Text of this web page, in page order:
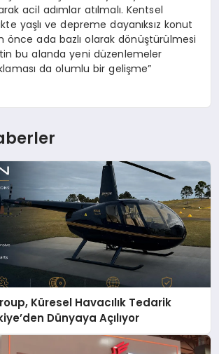
acil adımlar atılmalı. Kentsel
yaşlı ve depreme dayanıksız konut
önce ada bazlı olarak dönüştürülmesi
bu alanda yeni düzenlemeler
da olumlu bir gelişme”
Küresel Havacılık Tedarik
Dünyaya Açılıyor